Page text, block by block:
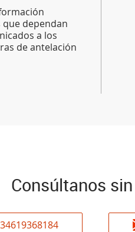
dependan
a los
de antelación
Consúltanos